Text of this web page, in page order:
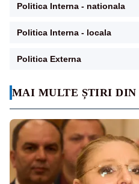
MAI MULTE ȘTIRI DIN
Politica Interna - nationala
Politica Interna - locala
Politica Externa